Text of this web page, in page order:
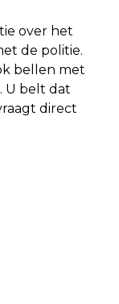
over het
de politie.
bellen met
U belt dat
direct